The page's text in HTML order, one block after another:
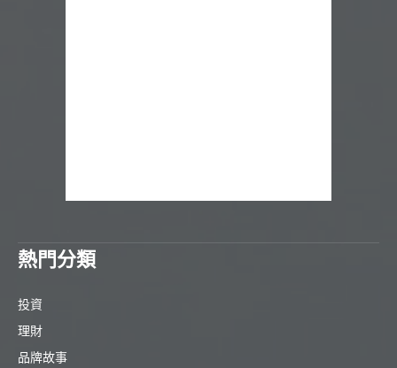
熱門分類
投資
理財
品牌故事